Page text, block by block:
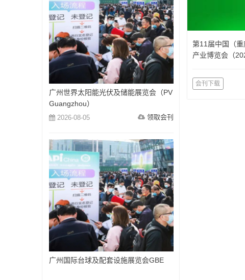
第11届中国（
产业博览会（
会刊下载
广州世界太阳能光伏及储能展览会（PV
Guangzhou）
2026-08-05 领取会刊
广州国际台球及配套设施展览会GBE